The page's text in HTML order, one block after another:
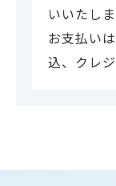
いいたしま
お支払い
込、クレ